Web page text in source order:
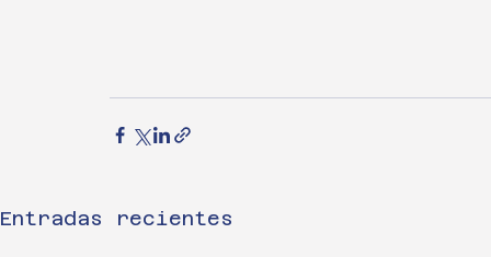
Entradas recientes